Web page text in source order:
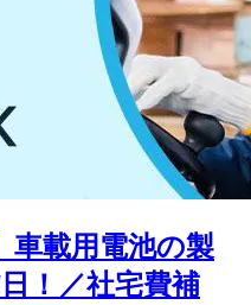
車載用電池の製
！／社宅費補